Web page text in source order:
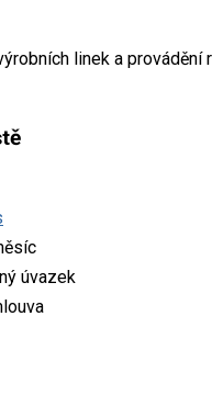
linek a provádění
úvazek